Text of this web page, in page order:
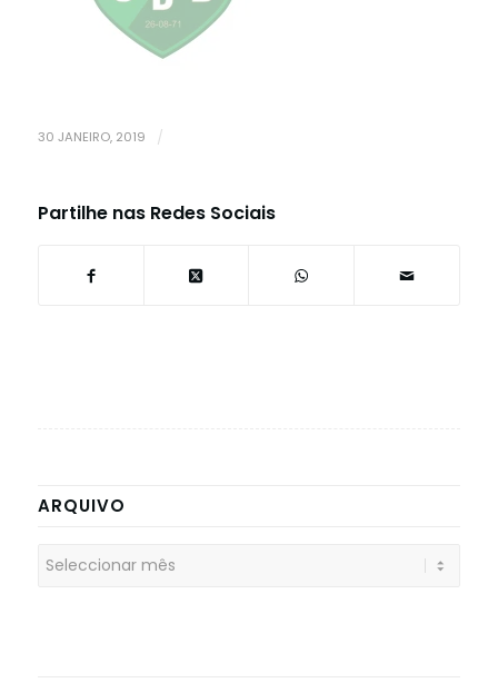
30 JANEIRO, 2019 /
Partilhe nas Redes Sociais
ARQUIVO